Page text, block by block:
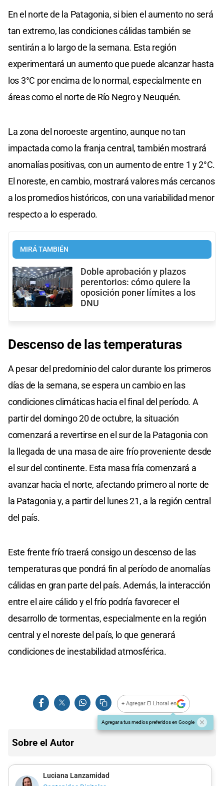
En el norte de la Patagonia, si bien el aumento no será
tan extremo, las condiciones cálidas también se
sentirán a lo largo de la semana. Esta región
experimentará un aumento que puede alcanzar hasta
los 3°C por encima de lo normal, especialmente en
áreas como el norte de Río Negro y Neuquén.
La zona del noroeste argentino, aunque no tan
impactada como la franja central, también mostrará
anomalías positivas, con un aumento de entre 1 y 2°C.
El noreste, en cambio, mostrará valores más cercanos
a los promedios históricos, con una variabilidad menor
respecto a lo esperado.
MIRÁ TAMBIÉN
Doble aprobación y plazos
perentorios: cómo quiere la
oposición poner límites a los
DNU
Descenso de las temperaturas
A pesar del predominio del calor durante los primeros
días de la semana, se espera un cambio en las
condiciones climáticas hacia el final del período. A
partir del domingo 20 de octubre, la situación
comenzará a revertirse en el sur de la Patagonia con
la llegada de una masa de aire frío proveniente desde
el sur del continente. Esta masa fría comenzará a
avanzar hacia el norte, afectando primero al norte de
la Patagonia y, a partir del lunes 21, a la región central
del país.
Este frente frío traerá consigo un descenso de las
temperaturas que pondrá fin al período de anomalías
cálidas en gran parte del país. Además, la interacción
entre el aire cálido y el frío podría favorecer el
desarrollo de tormentas, especialmente en la región
central y el noreste del país, lo que generará
condiciones de inestabilidad atmosférica.
+ Agregar El Litoral en
Agregar a tus medios preferidos en Google
Sobre el Autor
Luciana Lanzamidad